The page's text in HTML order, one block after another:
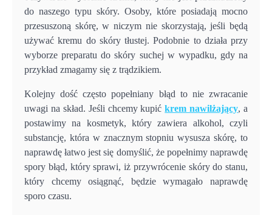
do naszego typu skóry. Osoby, które posiadają mocno
przesuszoną skórę, w niczym nie skorzystają, jeśli będą
używać kremu do skóry tłustej. Podobnie to działa przy
wyborze preparatu do skóry suchej w wypadku, gdy na
przykład zmagamy się z trądzikiem.
Kolejny dość często popełniany błąd to nie zwracanie
uwagi na skład. Jeśli chcemy kupićkrem nawilżający, a
postawimy na kosmetyk, który zawiera alkohol, czyli
substancję, która w znacznym stopniu wysusza skórę, to
naprawdę łatwo jest się domyślić, że popełnimy naprawdę
spory błąd, który sprawi, iż przywrócenie skóry do stanu,
który chcemy osiągnąć, będzie wymagało naprawdę
sporo czasu.